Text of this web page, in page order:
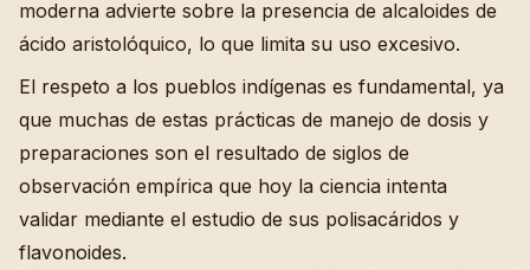
moderna advierte sobre la presencia de alcaloides de
ácido aristolóquico, lo que limita su uso excesivo.
El respeto a los pueblos indígenas es fundamental, ya
que muchas de estas prácticas de manejo de dosis y
preparaciones son el resultado de siglos de
observación empírica que hoy la ciencia intenta
validar mediante el estudio de sus polisacáridos y
flavonoides.